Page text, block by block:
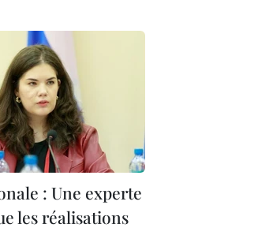
: Une experte
les réalisations